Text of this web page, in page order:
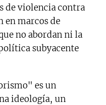
de violencia contra
en marcos de
no abordan ni la
subyacente
es un
ideología, un